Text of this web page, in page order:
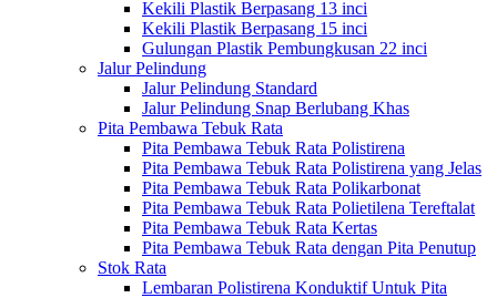
Kekili Plastik Berpasang 13 inci
Kekili Plastik Berpasang 15 inci
Gulungan Plastik Pembungkusan 22 inci
Jalur Pelindung
Jalur Pelindung Standard
Jalur Pelindung Snap Berlubang Khas
Pita Pembawa Tebuk Rata
Pita Pembawa Tebuk Rata Polistirena
Pita Pembawa Tebuk Rata Polistirena yang Jelas
Pita Pembawa Tebuk Rata Polikarbonat
Pita Pembawa Tebuk Rata Polietilena Tereftalat
Pita Pembawa Tebuk Rata Kertas
Pita Pembawa Tebuk Rata dengan Pita Penutup
Stok Rata
Lembaran Polistirena Konduktif Untuk Pita